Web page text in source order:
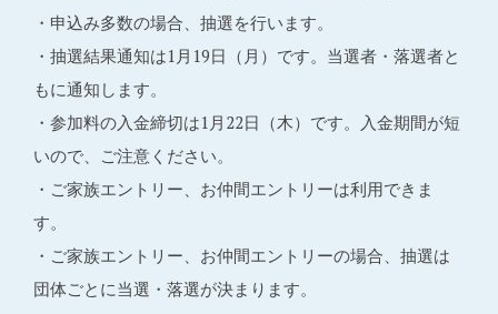
・申込み多数の場合、抽選を行います。
・抽選結果通知は1月19日（月）です。当選者・落選者と
もに通知します。
・参加料の入金締切は1月22日（木）です。入金期間が短
いので、ご注意ください。
・ご家族エントリー、お仲間エントリーは利用できま
す。
・ご家族エントリー、お仲間エントリーの場合、抽選は
団体ごとに当選・落選が決まります。